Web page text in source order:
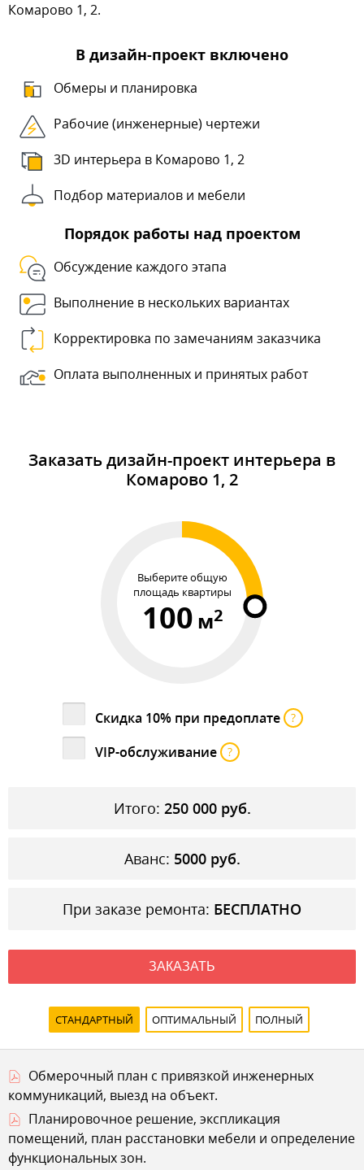
Комарово 1, 2.
В дизайн-проект включено
Обмеры и планировка
Рабочие (инженерные) чертежи
3D интерьера в Комарово 1, 2
Подбор материалов и мебели
Порядок работы над проектом
Обсуждение каждого этапа
Выполнение в нескольких вариантах
Корректировка по замечаниям заказчика
Оплата выполненных и принятых работ
Заказать дизайн-проект интерьера в
Комарово 1, 2
Выберите общую
площадь квартиры
100 м2
Скидка 10% при предоплате ?
VIP-обслуживание ?
Итого: 250 000 руб.
Аванс: 5000 руб.
При заказе ремонта: БЕСПЛАТНО
ЗАКАЗАТЬ
СТАНДАРТНЫЙ ОПТИМАЛЬНЫЙ ПОЛНЫЙ
Обмерочный план с привязкой инженерных
коммуникаций, выезд на объект.
Планировочное решение, экспликация
помещений, план расстановки мебели и определение
функциональных зон.